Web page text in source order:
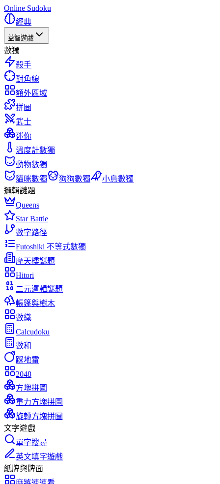
Online Sudoku
經典
益智遊戲
數獨
殺手
對角線
額外區域
拼圖
武士
迷你
溫度計數獨
動物數獨
貓咪數獨
狗狗數獨
小鳥數獨
邏輯謎題
Queens
Star Battle
數字路徑
Futoshiki 不等式數獨
摩天樓謎題
Hitori
二元邏輯謎題
帳篷與樹木
數織
Calcudoku
數和
踩地雷
2048
方塊拼圖
重力方塊拼圖
旋轉方塊拼圖
文字遊戲
單字搜尋
英文填字遊戲
紙牌與牌面